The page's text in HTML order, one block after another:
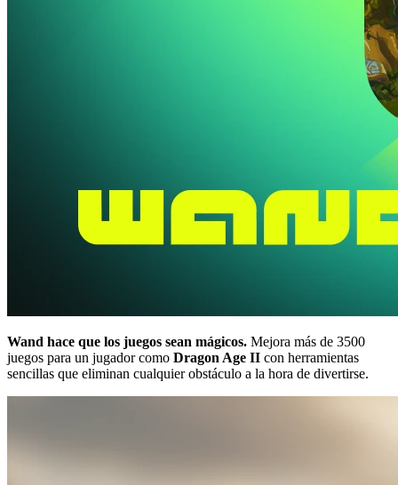
Wand hace que los juegos sean mágicos. Mejora más de 3500
juegos para un jugador como Dragon Age II con herramientas
sencillas que eliminan cualquier obstáculo a la hora de divertirse.